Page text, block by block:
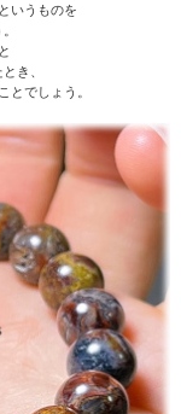
いうものを
き、
とでしょう。